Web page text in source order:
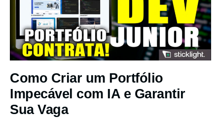
Como Criar um Portfólio
Impecável com IA e Garantir
Sua Vaga